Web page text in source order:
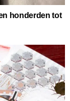
honderden tot